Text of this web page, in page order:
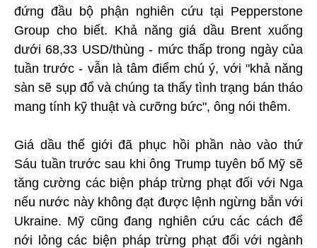
đứng đầu bộ phận nghiên cứu tại Pepperstone
Group cho biết. Khả năng giá dầu Brent xuống
dưới 68,33 USD/thùng - mức thấp trong ngày của
tuần trước - vẫn là tâm điểm chú ý, với "khả năng
sàn sẽ sụp đổ và chúng ta thấy tình trạng bán tháo
mang tính kỹ thuật và cưỡng bức", ông nói thêm.
Giá dầu thế giới đã phục hồi phần nào vào thứ
Sáu tuần trước sau khi ông Trump tuyên bố Mỹ sẽ
tăng cường các biện pháp trừng phạt đối với Nga
nếu nước này không đạt được lệnh ngừng bắn với
Ukraine. Mỹ cũng đang nghiên cứu các cách để
nới lỏng các biện pháp trừng phạt đối với ngành